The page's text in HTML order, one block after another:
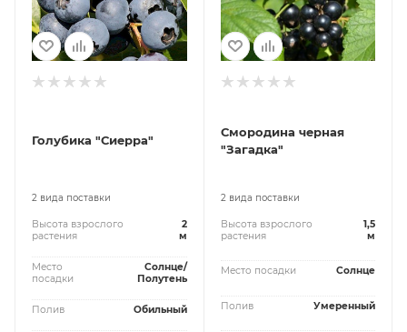
Голубика "Сиерра"
2 вида поставки
Высота взрослого
растения
2
м
Место
посадки
Солнце/
Полутень
Полив Обильный
Смородина черная
"Загадка"
2 вида поставки
Высота взрослого
растения
1,5
м
Место посадки Солнце
Полив Умеренный